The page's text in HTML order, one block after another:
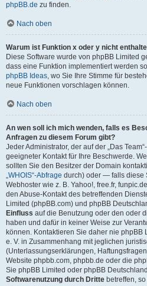
phpBB.de zu finden.
Nach oben
Warum ist Funktion x oder y nicht
Diese Software wurde von phpBB Limited
dass eine Funktion implementiert werden
phpBB Ideas, wo Sie Ihre Stimme für
neue Funktionen vorschlagen können.
Nach oben
An wen soll ich mich wenden, falls es
Anfragen zu diesem Forum gibt?
Jeder Administrator, der auf der „Das
geeigneter Kontakt für Ihre Beschwerde.
sollten Sie den Besitzer der Domain
„WHOIS“-Abfrage durch) oder — falls diese
Webhoster wie z. B. Yahoo!, free.fr,
den Abuse-Kontakt des betreffenden
Limited (phpBB.com) und phpBB
Einfluss auf die Benutzung oder den oder
haben und dafür in keiner Weise zur
können. Kontaktieren Sie daher nie phpBB
e. V. in Zusammenhang mit jeglichen
(Unterlassungserklärungen,
Website phpbb.com, phpbb.de oder die
Sie phpBB Limited oder phpBB
Softwarenutzung durch Dritte betreffen,